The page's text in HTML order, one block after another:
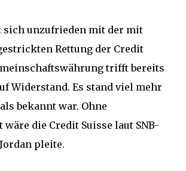
sich unzufrieden mit der mit
Rettung der Credit
trifft bereits
Widerstand. Es stand viel mehr
bekannt war. Ohne
wäre die Credit Suisse laut SNB-
pleite.